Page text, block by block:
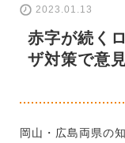
2023.01.13
赤字が続く
ザ対策で意
岡山・広島両県の